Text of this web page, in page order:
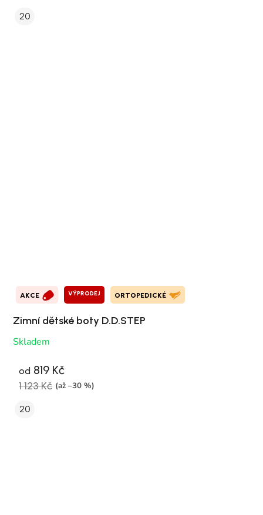
20
AKCE VÝPRODEJ ORTOPEDICKÉ
Zimní dětské boty D.D.STEP
Skladem
od 819 Kč
1 123 Kč (až –30 %)
20